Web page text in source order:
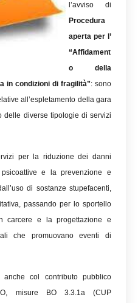
l’avviso di
Procedura
aperta per l’
“Affidament
o della
in condizioni di fragilità”: sono
all’espletamento della gara
delle diverse tipologie di servizi
per la riduzione dei danni
e la prevenzione e
di sostanze stupefacenti,
passando per lo sportello
carcere e la progettazione e
che promuovano eventi di
col contributo pubblico
misure BO 3.3.1a (CUP